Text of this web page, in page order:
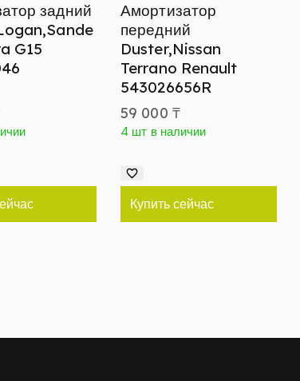
задний
G15
Амортизатор
передний
Duster,Nissan
Terrano Renault
543026656R
59 000 ₸
4 шт в наличии
Купить сейчас